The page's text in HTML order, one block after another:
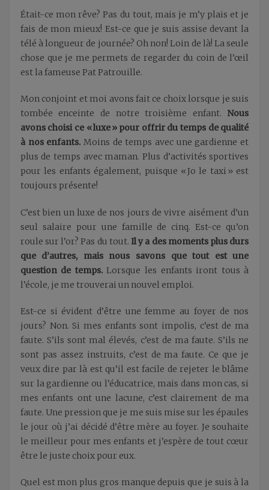
Était-ce mon rêve? Pas du tout, mais je m’y plais et je
fais de mon mieux! Est-ce que je suis assise devant la
télé à longueur de journée? Oh non! Loin de là! La seule
chose que je me permets de regarder du coin de l’œil
est la fameuse Pat Patrouille.
Mon conjoint et moi avons fait ce choix lorsque je suis
tombée enceinte de notre troisième enfant. Nous
avons choisi ce « luxe » pour offrir du temps de qualité
à nos enfants. Moins de temps avec une gardienne et
plus de temps avec maman. Plus d’activités sportives
pour les enfants également, puisque « Jo le taxi » est
toujours présente!
C’est bien un luxe de nos jours de vivre aisément d’un
seul salaire pour une famille de cinq. Est-ce qu’on
roule sur l’or? Pas du tout. Il y a des moments plus durs
que d’autres, mais nous savons que tout est une
question de temps.Lorsque les enfants iront tous à
l’école, je me trouverai un nouvel emploi.
Est-ce si évident d’être une femme au foyer de nos
jours? Non. Si mes enfants sont impolis, c’est de ma
faute. S’ils sont mal élevés, c’est de ma faute. S’ils ne
sont pas assez instruits, c’est de ma faute. Ce que je
veux dire par là est qu’il est facile de rejeter le blâme
sur la gardienne ou l’éducatrice, mais dans mon cas, si
mes enfants ont une lacune, c’est clairement de ma
faute. Une pression que je me suis mise sur les épaules
le jour où j’ai décidé d’être mère au foyer. Je souhaite
le meilleur pour mes enfants et j’espère de tout cœur
être le juste choix pour eux.
Quel est mon plus gros manque depuis que je suis à la